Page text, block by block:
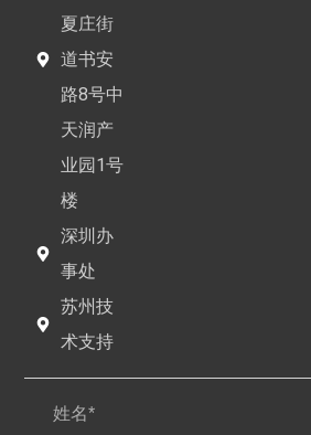
夏庄街
道书安
路8号中
天润产
业园1号
楼
深圳办
事处
苏州技
术支持